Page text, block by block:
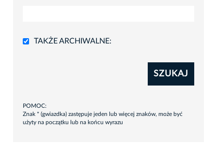
TAKŻE ARCHIWALNE:
SZUKAJ
POMOC:
Znak * (gwiazdka) zastępuje jeden lub więcej znaków, może być
użyty na początku lub na końcu wyrazu